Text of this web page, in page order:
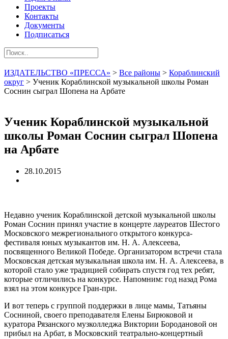
Проекты
Контакты
Документы
Подписаться
ИЗДАТЕЛЬСТВО «ПРЕССА» > Все районы > Кораблинский
округ > Ученик Кораблинской музыкальной школы Роман
Соснин сыграл Шопена на Арбате
Ученик Кораблинской музыкальной
школы Роман Соснин сыграл Шопена
на Арбате
28.10.2015
Недавно ученик Кораблинской детской музыкальной школы
Роман Соснин принял участие в концерте лауреатов Шестого
Московского межрегионального открытого конкурса-
фестиваля юных музыкантов им. Н. А. Алексеева,
посвященного Великой Победе. Организатором встречи стала
Московская детская музыкальная школа им. Н. А. Алексеева, в
которой стало уже традицией собирать спустя год тех ребят,
которые отличились на конкурсе. Напомним: год назад Рома
взял на этом конкурсе Гран-при.
И вот теперь с группой поддержки в лице мамы, Татьяны
Сосниной, своего преподавателя Елены Бирюковой и
куратора Рязанского музколледжа Виктории Бородановой он
прибыл на Арбат, в Московский театрально-концертный